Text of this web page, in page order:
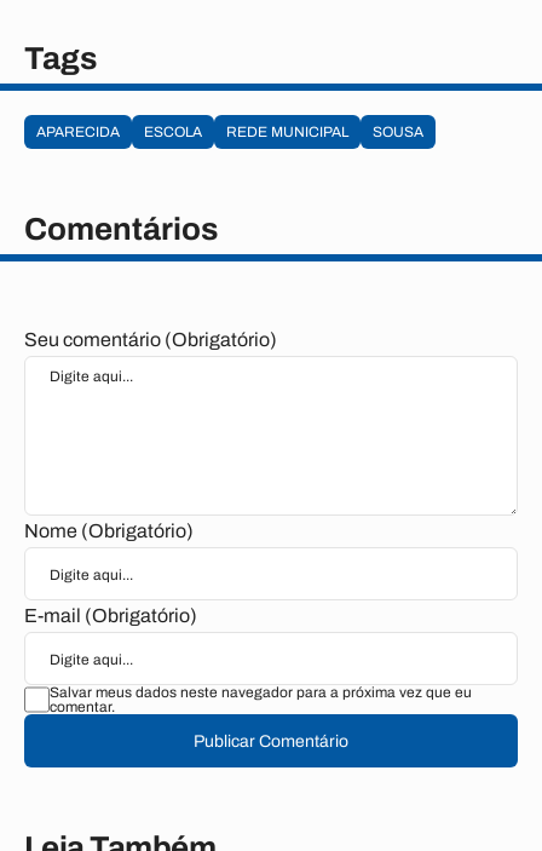
Tags
APARECIDA ESCOLA REDE MUNICIPAL SOUSA
Comentários
Seu comentário (Obrigatório)
Nome (Obrigatório)
E-mail (Obrigatório)
Salvar meus dados neste navegador para a próxima vez que eu
comentar.
Publicar Comentário